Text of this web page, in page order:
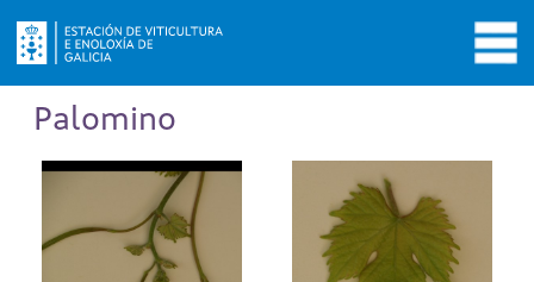
Palomino